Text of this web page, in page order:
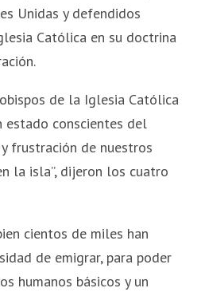
Unidas y defendidos
Católica en su doctrina
de la Iglesia Católica
estado conscientes del
frustración de nuestros
la isla”, dijeron los cuatro
cientos de miles han
de emigrar, para poder
humanos básicos y un